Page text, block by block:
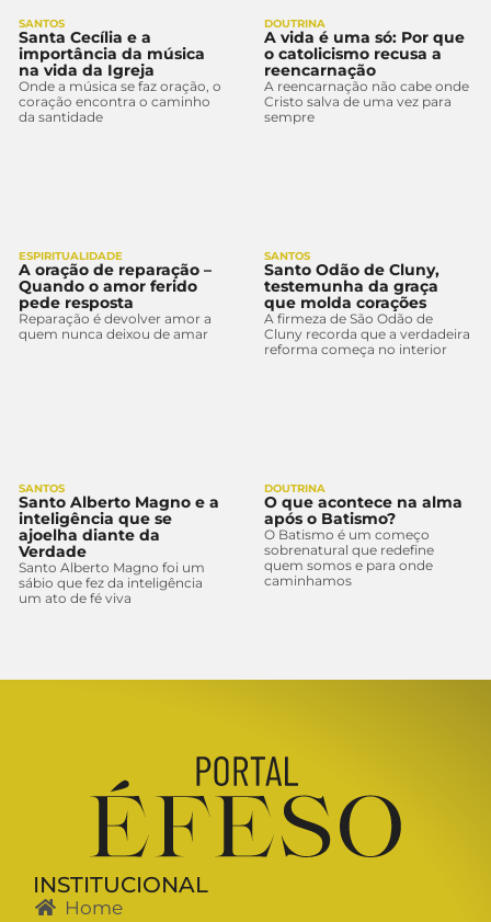
SANTOS
Santa Cecília e a
importância da música
na vida da Igreja
Onde a música se faz oração, o
coração encontra o caminho
da santidade
DOUTRINA
A vida é uma só: Por que
o catolicismo recusa a
reencarnação
A reencarnação não cabe onde
Cristo salva de uma vez para
sempre
ESPIRITUALIDADE
A oração de reparação –
Quando o amor ferido
pede resposta
Reparação é devolver amor a
quem nunca deixou de amar
SANTOS
Santo Odão de Cluny,
testemunha da graça
que molda corações
A firmeza de São Odão de
Cluny recorda que a verdadeira
reforma começa no interior
SANTOS
Santo Alberto Magno e a
inteligência que se
ajoelha diante da
Verdade
Santo Alberto Magno foi um
sábio que fez da inteligência
um ato de fé viva
DOUTRINA
O que acontece na alma
após o Batismo?
O Batismo é um começo
sobrenatural que redefine
quem somos e para onde
caminhamos
INSTITUCIONAL
Home